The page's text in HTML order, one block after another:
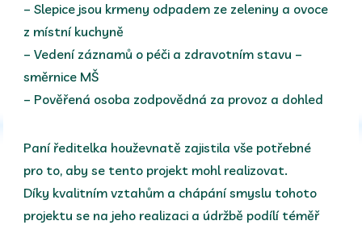
– Slepice jsou krmeny odpadem ze zeleniny a ovoce
z místní kuchyně
– Vedení záznamů o péči a zdravotním stavu –
směrnice MŠ
– Pověřená osoba zodpovědná za provoz a dohled
Paní ředitelka houževnatě zajistila vše potřebné
pro to, aby se tento projekt mohl realizovat.
Díky kvalitním vztahům a chápání smyslu tohoto
projektu se na jeho realizaci a údržbě podílí téměř